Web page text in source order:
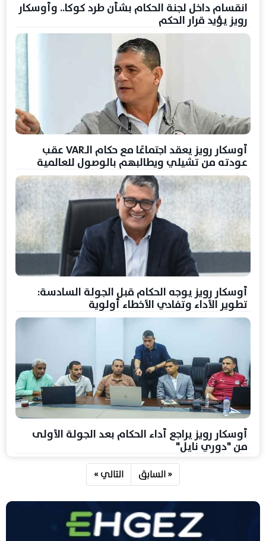
انقسام داخل لجنة الحكام بشأن طرد كوكا.. وأوسكار
رويز يؤيد قرار الحكم
أوسكار رويز يعقد اجتماعًا مع حكام الـVAR عقب
عودته من تشيلي ويطالبهم بالوصول للعالمية
أوسكار رويز يوجه الحكام قبل الجولة السادسة:
تطوير الأداء وتفادي الأخطاء أولوية
أوسكار رويز يراجع أداء الحكام بعد الجولة الأولى
من "دوري نايل"
« السابق التالي »